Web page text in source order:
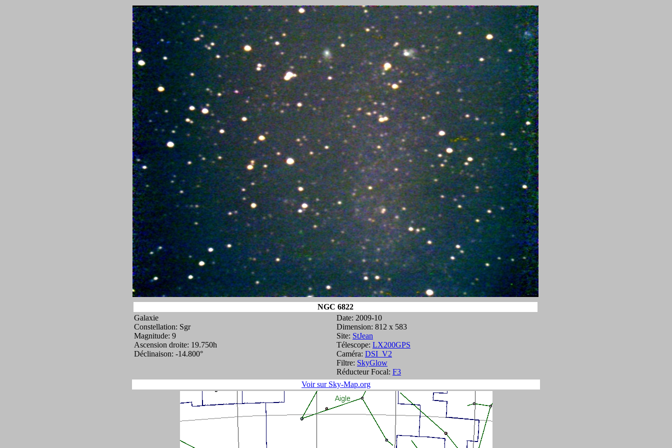
NGC 6822
Galaxie
Constellation: Sgr
Magnitude: 9
Ascension droite: 19.750h
Déclinaison: -14.800°
Date: 2009-10
Dimension: 812 x 583
Site: StJean
Télescope: LX200GPS
Caméra: DSI_V2
Filtre: SkyGlow
Réducteur Focal: F3
Voir sur Sky-Map.org